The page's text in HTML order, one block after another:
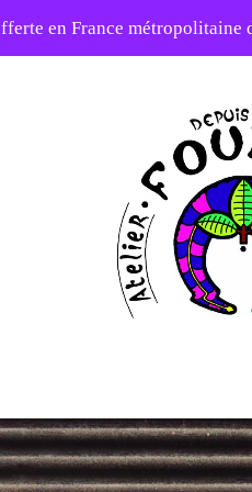
en France métropolitaine
-20% sur tout le site